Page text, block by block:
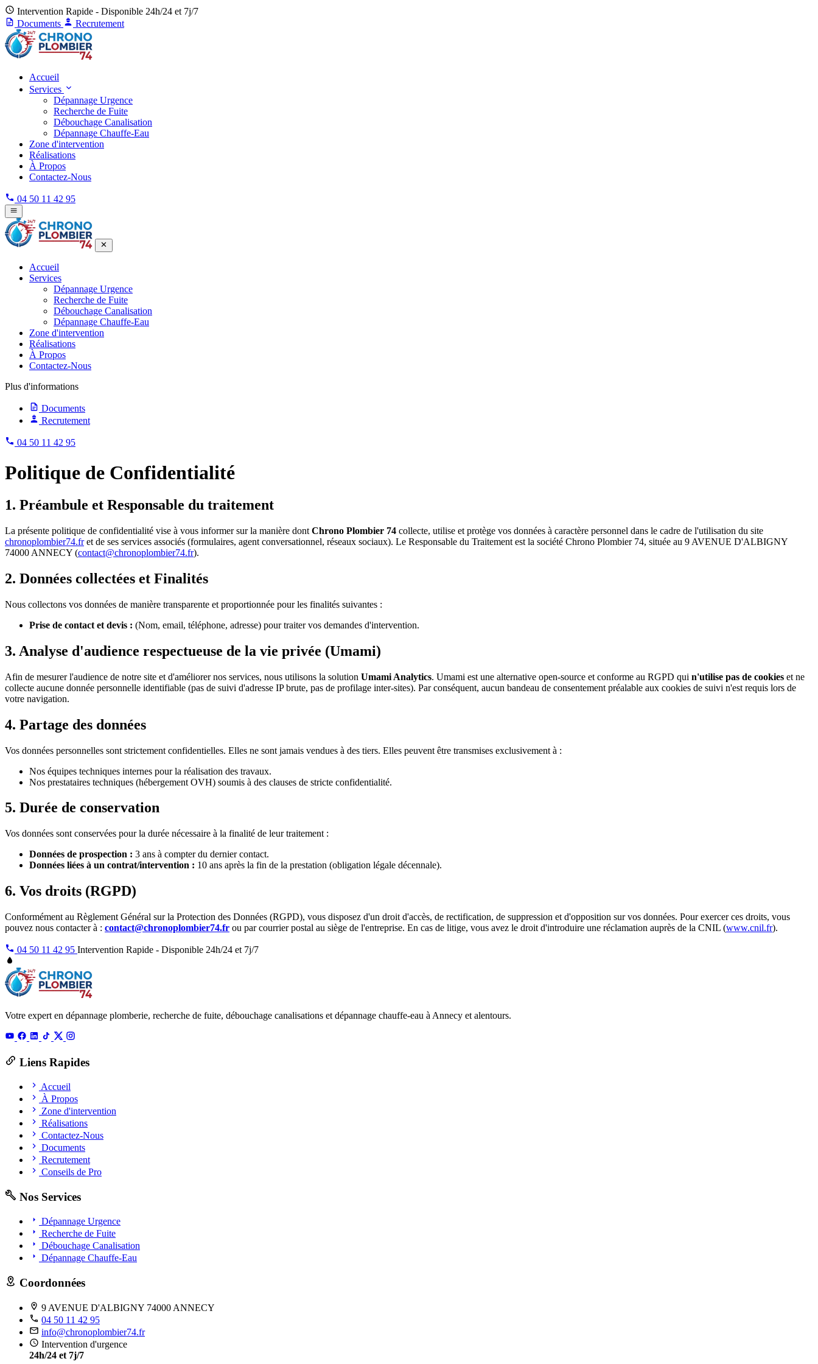
Intervention Rapide - Disponible 24h/24 et 7j/7
Documents
Recrutement
Accueil
Services
Dépannage Urgence
Recherche de Fuite
Débouchage Canalisation
Dépannage Chauffe-Eau
Zone d'intervention
Réalisations
À Propos
Contactez-Nous
04 50 11 42 95
Accueil
Services
Dépannage Urgence
Recherche de Fuite
Débouchage Canalisation
Dépannage Chauffe-Eau
Zone d'intervention
Réalisations
À Propos
Contactez-Nous
Plus d'informations
Documents
Recrutement
04 50 11 42 95
Politique de Confidentialité
1. Préambule et Responsable du traitement
La présente politique de confidentialité vise à vous informer sur la manière dont Chrono Plombier 74 collecte, utilise et protège vos données à caractère personnel dans le cadre de l'utilisation du site
chronoplombier74.fret de ses services associés (formulaires, agent conversationnel, réseaux sociaux). Le Responsable du Traitement est la société Chrono Plombier 74, située au 9 AVENUE D'ALBIGNY
74000 ANNECY (contact@chronoplombier74.fr).
2. Données collectées et Finalités
Nous collectons vos données de manière transparente et proportionnée pour les finalités suivantes :
Prise de contact et devis : (Nom, email, téléphone, adresse) pour traiter vos demandes d'intervention.
3. Analyse d'audience respectueuse de la vie privée (Umami)
Afin de mesurer l'audience de notre site et d'améliorer nos services, nous utilisons la solution Umami Analytics. Umami est une alternative open-source et conforme au RGPD qui n'utilise pas de cookies et ne
collecte aucune donnée personnelle identifiable (pas de suivi d'adresse IP brute, pas de profilage inter-sites). Par conséquent, aucun bandeau de consentement préalable aux cookies de suivi n'est requis lors de
votre navigation.
4. Partage des données
Vos données personnelles sont strictement confidentielles. Elles ne sont jamais vendues à des tiers. Elles peuvent être transmises exclusivement à :
Nos équipes techniques internes pour la réalisation des travaux.
Nos prestataires techniques (hébergement OVH) soumis à des clauses de stricte confidentialité.
5. Durée de conservation
Vos données sont conservées pour la durée nécessaire à la finalité de leur traitement :
Données de prospection : 3 ans à compter du dernier contact.
Données liées à un contrat/intervention : 10 ans après la fin de la prestation (obligation légale décennale).
6. Vos droits (RGPD)
Conformément au Règlement Général sur la Protection des Données (RGPD), vous disposez d'un droit d'accès, de rectification, de suppression et d'opposition sur vos données. Pour exercer ces droits, vous
pouvez nous contacter à : contact@chronoplombier74.fr ou par courrier postal au siège de l'entreprise. En cas de litige, vous avez le droit d'introduire une réclamation auprès de la CNIL (www.cnil.fr).
04 50 11 42 95 Intervention Rapide - Disponible 24h/24 et 7j/7
Votre expert en dépannage plomberie, recherche de fuite, débouchage canalisations et dépannage chauffe-eau à Annecy et alentours.
Liens Rapides
Accueil
À Propos
Zone d'intervention
Réalisations
Contactez-Nous
Documents
Recrutement
Conseils de Pro
Nos Services
Dépannage Urgence
Recherche de Fuite
Débouchage Canalisation
Dépannage Chauffe-Eau
Coordonnées
9 AVENUE D'ALBIGNY 74000 ANNECY
04 50 11 42 95
info@chronoplombier74.fr
Intervention d'urgence
24h/24 et 7j/7